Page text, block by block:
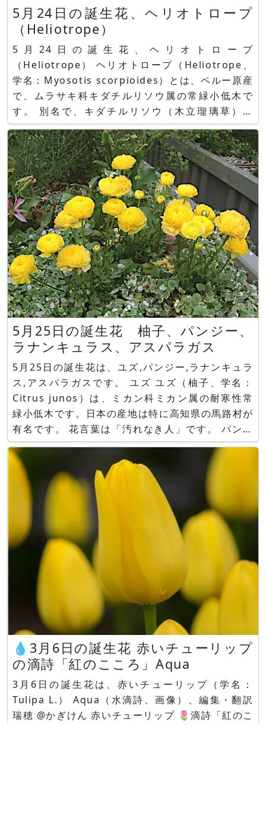
5月24日の誕生花、ヘリオトロープ
（Heliotrope）
5月24日の誕生花、ヘリオトロープ
（Heliotrope） ヘリオトロープ（Heliotrope、
学名：Myosotis scorpioides）とは、ペルー原産
で、ムラサキ科キダチルリソウ属の常緑小低木で
す。 別名で、キダチルリソウ（木立瑠璃草）、
Cherry-pie、 ヘリオトロープ（Heliotrope）、
コモンヘリオトロープ、コウスイボク（香水木）、
ニオイムラサキと呼ばれます。 ムラサキ
5月25日の誕生花 柚子、パンジー、
ラナンキュラス、アスパラガス
5月25日の誕生花は、ユズ,パンジー,ラナンキュラ
ス,アスパラガスです。 ユズ ユズ（柚子、学名：
Citrus junos）は、ミカン科ミカン属の耐寒性常
緑小低木です。日本の産地は特に高知県の馬路村が
有名です。 花言葉は「汚れなき人」です。 パンジ
ー パンジー（Pansy、学名：Viola ×
wittrockiana）は、スミレ科スミレ属の耐寒性一
年草です。サンシキスミレ（三色菫）とも呼ばれ
💧3月6日の誕生花 赤いチューリップ
の滴詩「紅のこころ」Aqua
3月6日の誕生花は、赤いチューリップ（学名：
Tulipa L.） Aqua（水滴詩、画像）、編集・翻訳
瑞穂 @かぎけん 赤いチューリップ 🌷滴詩「紅のこ